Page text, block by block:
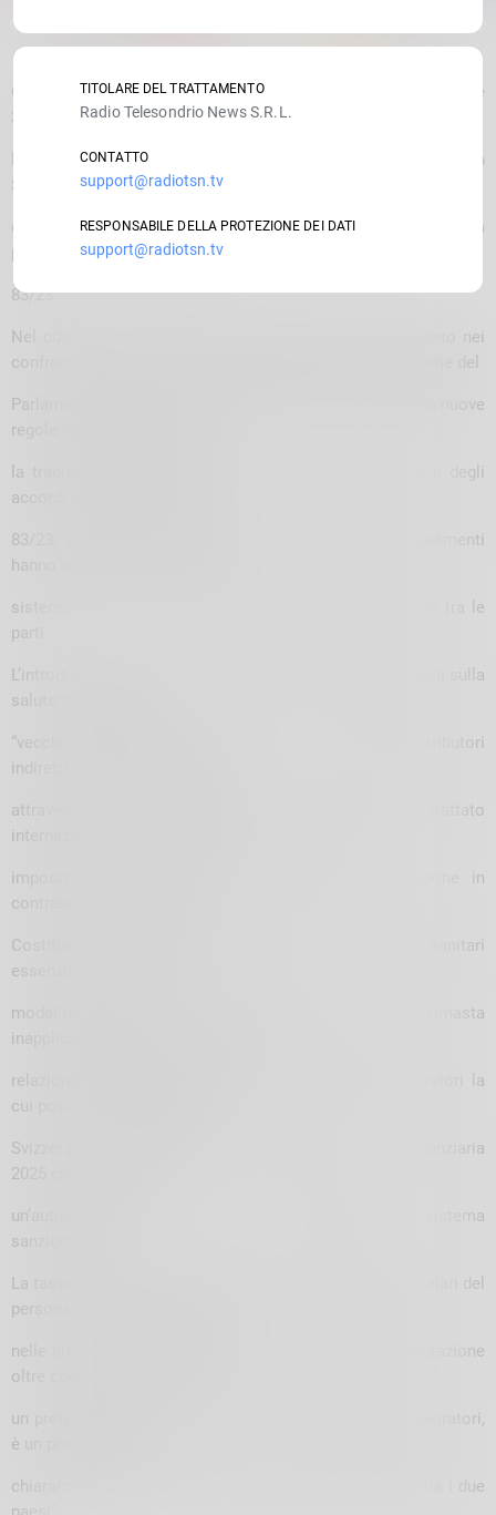
Oggi alle 10.00 presso il Cinema teatro nuovo di Viale dei mille
39 a Varese,
l’assemblea pubblica internazionale dei frontalieri italiani in
Svizzera di tutti i territori
confinanti contro la nuova tassa sulla salute ed a favore della
piena applicazione della legge
83/23.
Nel comunicato diffuso si legge: “Prosegue l’accanimento nei
confronti del lavoro frontaliero malgrado l’accordo unanime del
Parlamento italiano avesse, dopo molti anni, determinato nuove
regole condivise nel 2023 con
la traduzione del trattato internazionale Italia-Svizzera e degli
accordi sindacali nella legge
83/23, all’indomani del quale una sequenza di provvedimenti
hanno concorso a smontare un
sistema di regole con grande fatica costruito negli anni tra le
parti.
L’introduzione nella finanziaria 2024 della famigerata tassa sulla
salute sui cosiddetti
“vecchi” frontalieri imponibili solo in Svizzera (contributori
indiretti alla fiscalità nazionale
attraverso i ristorni fiscali), viola esplicitamente il trattato
internazionale, introduce la doppia
imposizione malgrado le chiare regole OCSE, si pone in
contrasto con l’art. 32 della
Costituzione rispetto all’universalità dei trattamenti sanitari
essenziali. La norma, le cui
modalità applicative competono alle Regioni, rimasta
inapplicata per tutto lo scorso anno in
relazione all’indisponibilità dei dati imponibili per lavoratori la
cui posizione contributiva è in
Svizzera, è stata ulteriormente peggiorata con la finanziaria
2025 che ha introdotto
un’autocertificazione di fatto e raddoppiato il sistema
sanzionatorio.
La tassa, il cui obiettivo sarebbe quello di aumentare i salari del
personale sanitario che lavora
nelle aree di confine come forma di deterrenza alla migrazione
oltre confine, oltre a costituire
un pretestuoso contrasto d’interesse tra categorie di lavoratori,
è un provvedimento
chiaramente inefficace in relazione ai rapporti salariali tra i due
TITOLARE DEL TRATTAMENTO
Radio Telesondrio News S.R.L.
CONTATTO
support@radiotsn.tv
RESPONSABILE DELLA PROTEZIONE DEI DATI
support@radiotsn.tv